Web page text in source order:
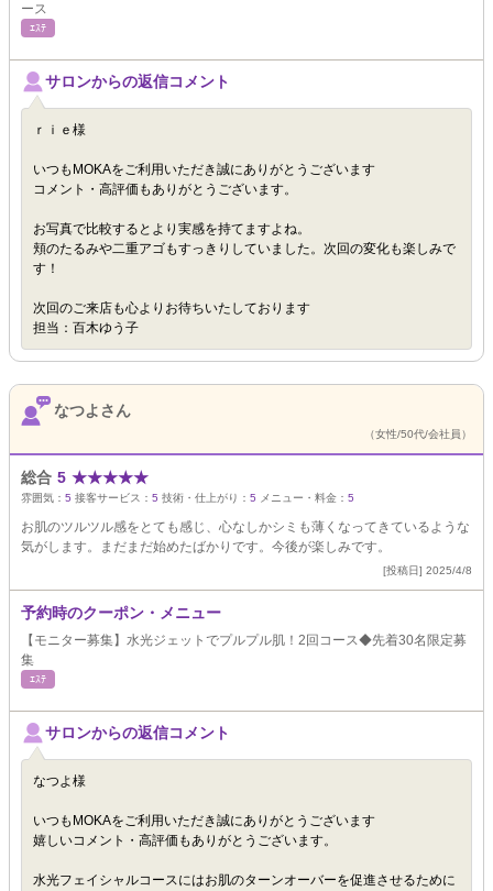
ース
ｴｽﾃ
サロンからの返信コメント
ｒｉｅ様
いつもMOKAをご利用いただき誠にありがとうございます
コメント・高評価もありがとうございます。
お写真で比較するとより実感を持てますよね。
頬のたるみや二重アゴもすっきりしていました。次回の変化も楽しみで
す！
次回のご来店も心よりお待ちいたしております
担当：百木ゆう子
なつよさん
（女性/50代/会社員）
総合 5 ★★★★★
雰囲気： 5 接客サービス： 5 技術・仕上がり： 5 メニュー・料金： 5
お肌のツルツル感をとても感じ、心なしかシミも薄くなってきているような
気がします。まだまだ始めたばかりです。今後が楽しみです。
[投稿日] 2025/4/8
予約時のクーポン・メニュー
【モニター募集】水光ジェットでプルプル肌！2回コース◆先着30名限定募
集
ｴｽﾃ
サロンからの返信コメント
なつよ様
いつもMOKAをご利用いただき誠にありがとうございます
嬉しいコメント・高評価もありがとうございます。
水光フェイシャルコースにはお肌のターンオーバーを促進させるために